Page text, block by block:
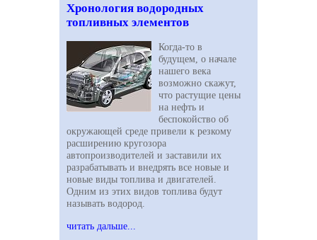
Хронология водородных
топливных элементов
Когда-то в
будущем, о начале
нашего века
возможно скажут,
что растущие цены
на нефть и
беспокойство об
окружающей среде привели к резкому
расширению кругозора
автопроизводителей и заставили их
разрабатывать и внедрять все новые и
новые виды топлива и двигателей.
Одним из этих видов топлива будут
называть водород.
читать дальше...